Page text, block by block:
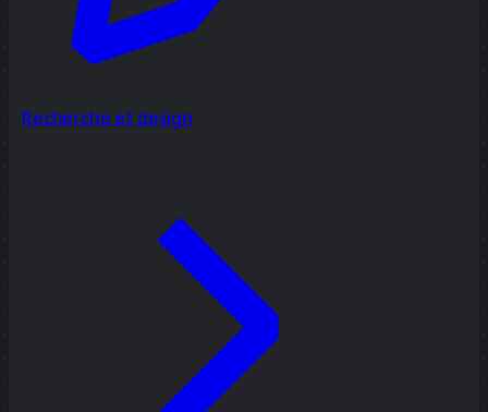
Recherche et design